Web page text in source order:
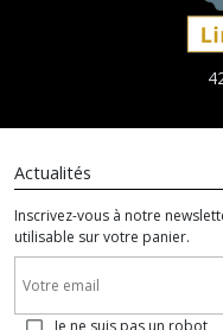
Actualités
Inscrivez-vous à notre
utilisable sur votre panier.